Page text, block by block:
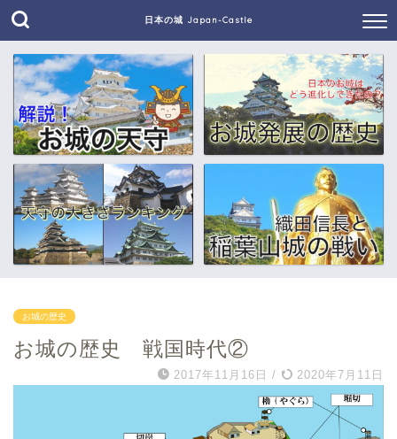
日本の城 Japan-Castle
お城の歴史
お城の歴史 戦国時代②
2017年11月16日 / 2020年7月11日